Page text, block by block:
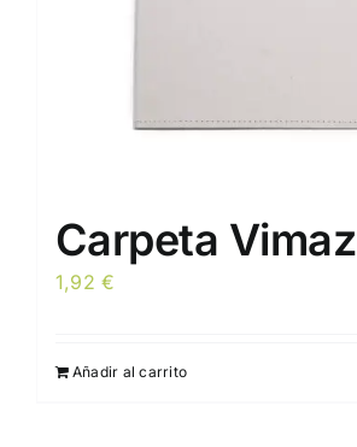
Carpeta Vimaz
1,92€
Añadir al carrito